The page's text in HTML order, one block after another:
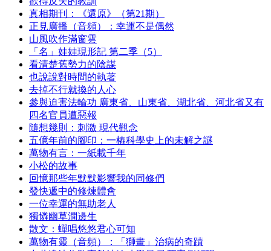
真相期刊：《還原》（第21期）
正見廣播（音頻）：幸運不是偶然
山風吹作滿窗雲
「名」娃娃現形記 第二季（5）
看清楚舊勢力的陰謀
也說說對時間的執著
去掉不行就換的人心
參與迫害法輪功 廣東省、山東省、湖北省、河北省又有
四名官員遭惡報
隨想幾則：刺激 現代觀念
五億年前的腳印：一樁科學史上的未解之謎
萬物有言：一紙載千年
小松的故事
回憶那些年默默影響我的同修們
發快遞中的修煉體會
一位幸運的無助老人
獨憐幽草澗邊生
散文：蟬唱悠悠君心可知
萬物有靈（音頻）：「獅畫」治病的奇蹟